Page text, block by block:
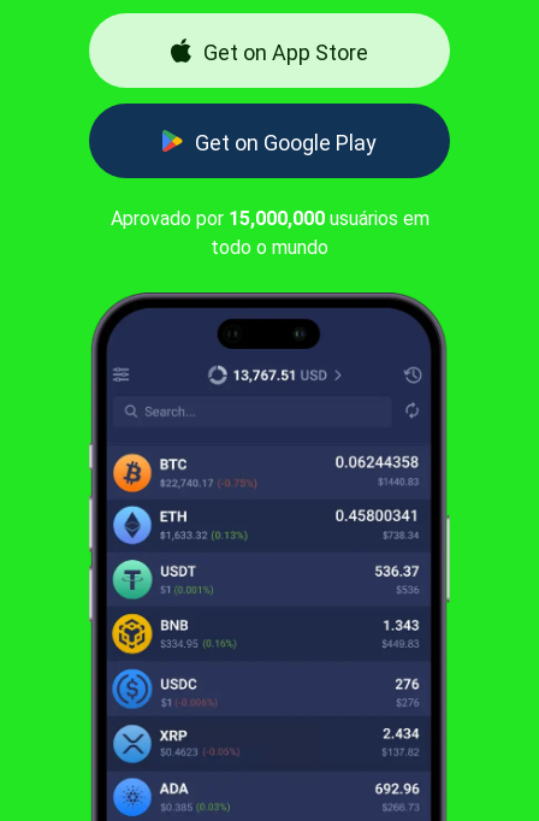
Get on App Store
Get on Google Play
Aprovado por 15,000,000usuários em
todo o mundo